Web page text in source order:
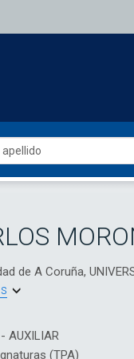
de A Coruña,
AUXILIAR
(TPA)